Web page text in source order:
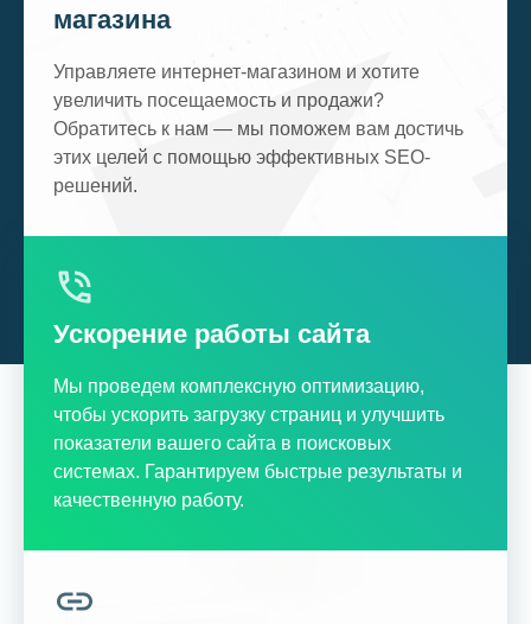
магазина
Управляете интернет-магазином и хотите
увеличить посещаемость и продажи?
Обратитесь к нам — мы поможем вам достичь
этих целей с помощью эффективных SEO-
решений.
Ускорение работы сайта
Мы проведем комплексную оптимизацию,
чтобы ускорить загрузку страниц и улучшить
показатели вашего сайта в поисковых
системах. Гарантируем быстрые результаты и
качественную работу.